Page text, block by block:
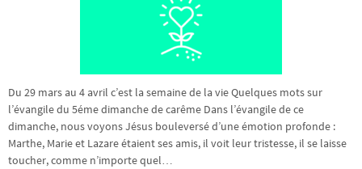
Du 29 mars au 4 avril c’est la semaine de la vie Quelques mots sur
l’évangile du 5éme dimanche de carême Dans l’évangile de ce
dimanche, nous voyons Jésus bouleversé d’une émotion profonde :
Marthe, Marie et Lazare étaient ses amis, il voit leur tristesse, il se laisse
toucher, comme n’importe quel…